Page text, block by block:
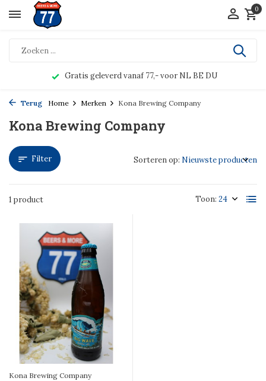
0
Gratis geleverd vanaf 77,- voor NL BE DU
Terug Home Merken Kona Brewing Company
Kona Brewing Company
Filter
1 product Toon:
Sorteren op:
Kona Brewing Company